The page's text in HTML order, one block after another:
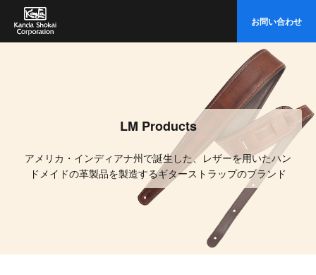
イ
ト
内
お問い合わせ
LM Products
アメリカ・インディアナ州で誕生した、レザーを用いたハン
ドメイドの革製品を製造するギターストラップのブランド